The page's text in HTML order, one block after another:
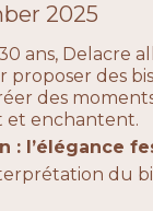
2025
ans, Delacre
proposer des
des
enchantent.
: l’élégance
du